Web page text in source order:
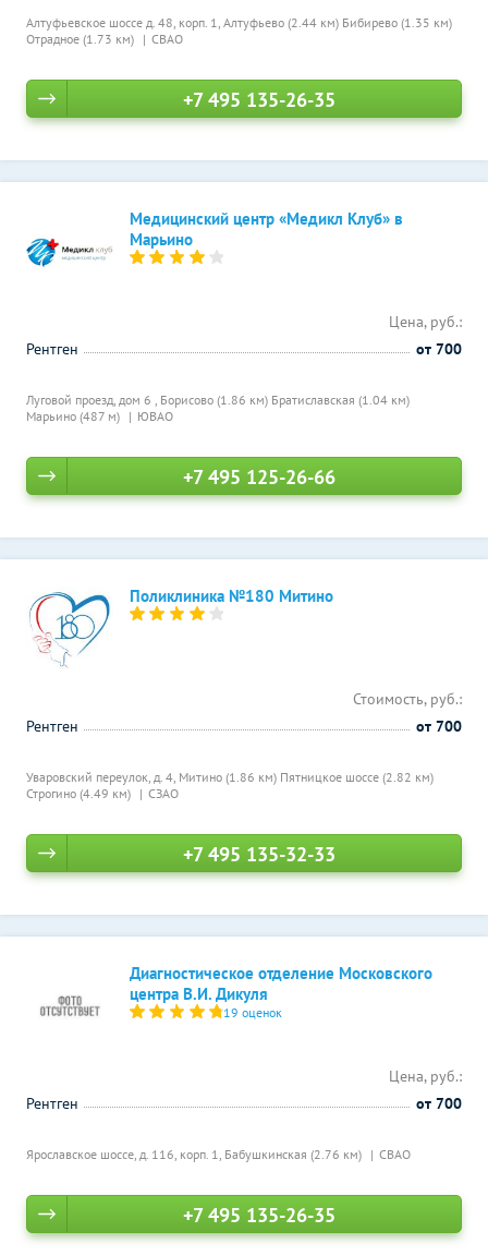
Алтуфьевское шоссе д. 48, корп. 1, Алтуфьево (2.44 км) Бибирево (1.35 км)
Отрадное (1.73 км)
СВАО
+7 495 135-26-35
Медицинский центр «Медикл Клуб» в
Марьино
Луговой проезд, дом 6 , Борисово (1.86 км) Братиславская (1.04 км)
Марьино (487 м)
ЮВАО
Цена, руб.:
Рентген
от 700
+7 495 125-26-66
Поликлиника №180 Митино
Уваровский переулок, д. 4, Митино (1.86 км) Пятницкое шоссе (2.82 км)
Строгино (4.49 км)
СЗАО
Стоимость, руб.:
Рентген
от 700
+7 495 135-32-33
Диагностическое отделение Московского
центра В.И. Дикуля
19 оценок
Ярославское шоссе, д. 116, корп. 1, Бабушкинская (2.76 км) СВАО
Цена, руб.:
Рентген
от 700
+7 495 135-26-35